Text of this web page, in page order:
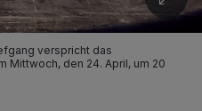
verspricht das
Mittwoch, den 24. April, um 20